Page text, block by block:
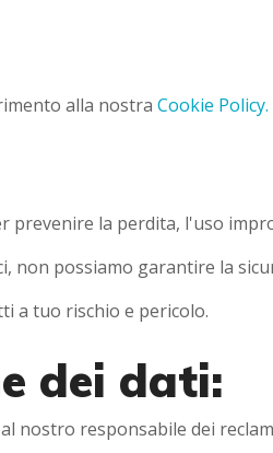
alla nostra Cookie Policy.
prevenire la perdita, l'uso
non possiamo garantire la
a tuo rischio e pericolo.
dei dati:
nostro responsabile dei